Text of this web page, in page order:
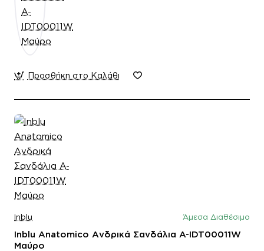
Προσθήκη στο Καλάθι
Inblu Άμεσα Διαθέσιμο
Inblu Anatomico Ανδρικά Σανδάλια A-IDT00011W
Μαύρο